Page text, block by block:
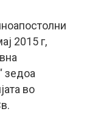
2015 г,
зедоа
во